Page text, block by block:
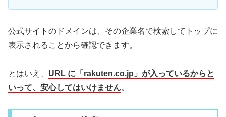
公式サイトのドメインは、その企業名で検索してトップに
表示されることから確認できます。
とはいえ、 URL に「rakuten.co.jp」が入っているからと
いって、安心してはいけません。